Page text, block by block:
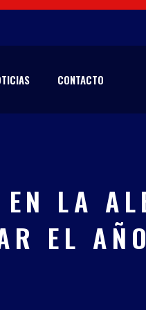
CONTACTO
LA
EL AÑO